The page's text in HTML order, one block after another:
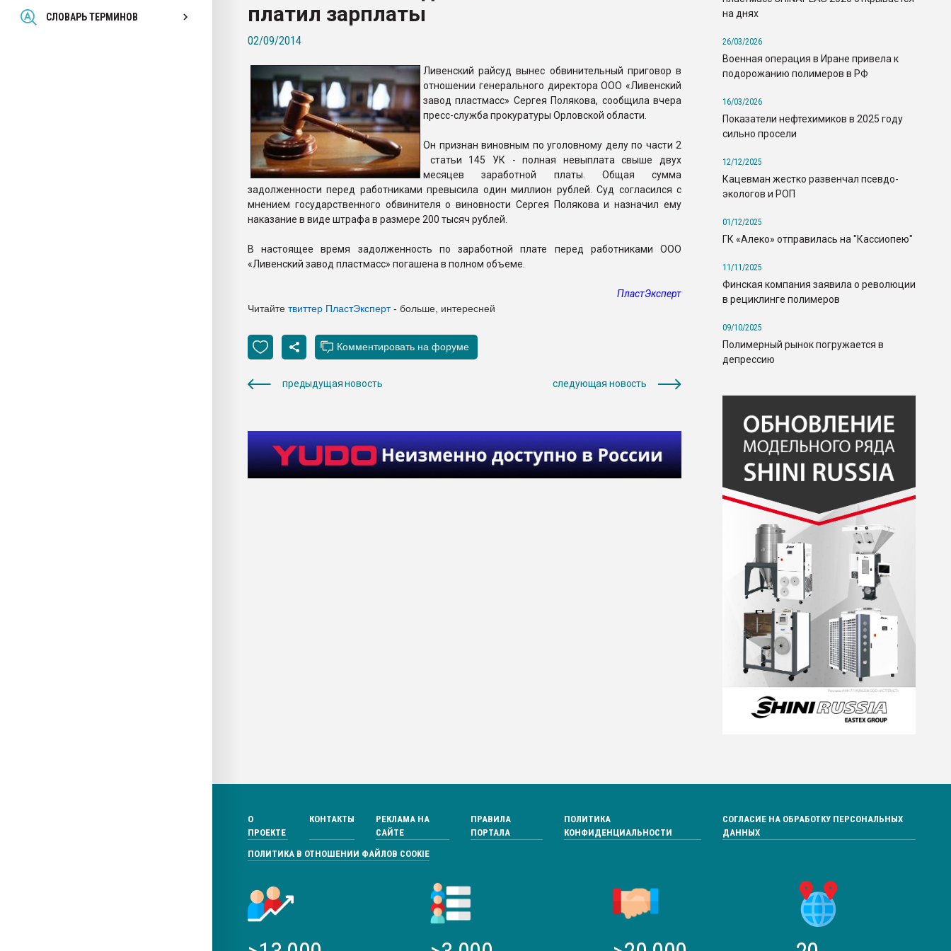
СЛОВАРЬ ТЕРМИНОВ
Всё, что касается выдува ПЭТ
бутылок
ПЕРЕЙТИ НА ФОРУМ
платил зарплаты
02/09/2014
Ливенский райсуд вынес обвинительный приговор в
отношении генерального директора ООО «Ливенский
завод пластмасс» Сергея Полякова, сообщила вчера
пресс-служба прокуратуры Орловской области.
Он признан виновным по уголовному делу по части 2
статьи 145 УК - полная невыплата свыше двух
месяцев заработной платы. Общая сумма
задолженности перед работниками превысила один миллион рублей. Суд согласился с
мнением государственного обвинителя о виновности Сергея Полякова и назначил ему
наказание в виде штрафа в размере 200 тысяч рублей.
В настоящее время задолженность по заработной плате перед работниками ООО
«Ливенский завод пластмасс» погашена в полном объеме.
ПластЭксперт
Читайте твиттер ПластЭксперт- больше, интересней
предыдущая новость следующая новость
на днях
26/03/2026
Военная операция в Иране привела к
подорожанию полимеров в РФ
16/03/2026
Показатели нефтехимиков в 2025 году
сильно просели
12/12/2025
Кацевман жестко развенчал псевдо-
экологов и РОП
01/12/2025
ГК «Алеко» отправилась на "Кассиопею"
11/11/2025
Финская компания заявила о революции
в рециклинге полимеров
09/10/2025
Полимерный рынок погружается в
депрессию
О
ПРОЕКТЕ
КОНТАКТЫ
РЕКЛАМА НА
САЙТЕ
ПРАВИЛА
ПОРТАЛА
ПОЛИТИКА
КОНФИДЕНЦИАЛЬНОСТИ
СОГЛАСИЕ НА ОБРАБОТКУ ПЕРСОНАЛЬНЫХ
ДАННЫХ
ПОЛИТИКА В ОТНОШЕНИИ ФАЙЛОВ COOKIE